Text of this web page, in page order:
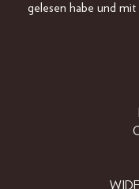
gelesen habe und